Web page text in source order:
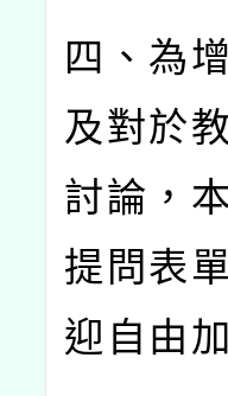
四、為
及對於
討論，
提問表
迎自由